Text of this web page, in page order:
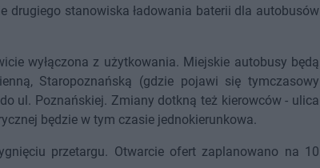
drugiego stanowiska ładowania baterii dla autobusów
wyłączona z użytkowania. Miejskie autobusy będą
Staropoznańską (gdzie pojawi się tymczasowy
ul. Poznańskiej. Zmiany dotkną też kierowców - ulica
będzie w tym czasie jednokierunkowa.
przetargu. Otwarcie ofert zaplanowano na 10